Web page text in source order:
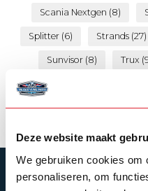
Deze website maakt
We gebruiken cookies om
personaliseren, om
Scania Nextgen (8)
Splitter (6) Strands (27)
Sunvisor (8) Trux
VEPRO
Zonneklep(10)
SUBSCRIBE TO